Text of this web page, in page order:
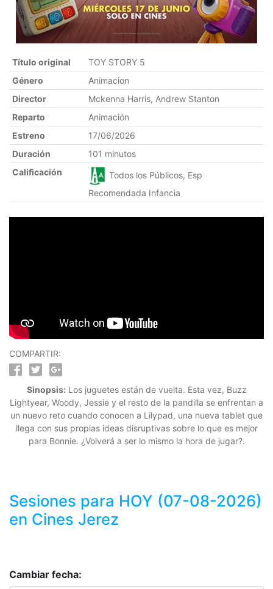
Título original
TOY STORY 5
Género
Animacion
Director
Mckenna Harris, Andrew Stanton
Reparto
Animación
Estreno
17/06/2026
Duración
101 minutos
Calificación
Todos los Públicos, Esp
Recomendada Infancia
COMPARTIR:
Sinopsis: Los juguetes están de vuelta. Esta vez, Buzz
Lightyear, Woody, Jessie y el resto de la pandilla se enfrentan a
un nuevo reto cuando conocen a Lilypad, una nueva tablet que
llega con sus propias ideas disruptivas sobre lo que es mejor
para Bonnie. ¿Volverá a ser lo mismo la hora de jugar?.
Sesiones para HOY (07-08-2026)
en Cines Jerez
Cambiar fecha: